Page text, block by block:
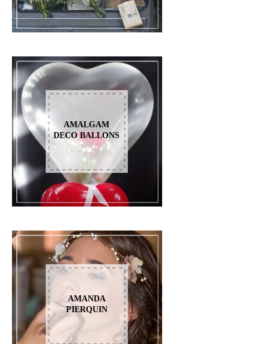
AMALGAM
DECO BALLONS
AMANDA
PIERQUIN